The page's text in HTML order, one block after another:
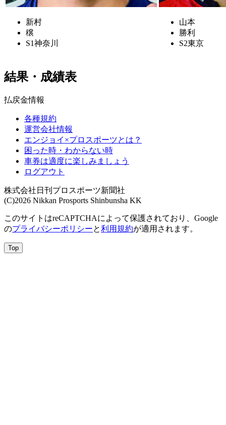
新村
穣
S1神奈川
山本
勝利
S2東京
結果・成績表
払戻金情報
各種規約
運営会社情報
エンジョイ×プロスポーツとは？
困った時・わからない時
車券は適度に楽しみましょう
ログアウト
株式会社日刊プロスポーツ新聞社
(C)2026 Nikkan Prosports Shinbunsha KK
このサイトはreCAPTCHAによって保護されており、Google
のプライバシーポリシーと利用規約が適用されます。
Top